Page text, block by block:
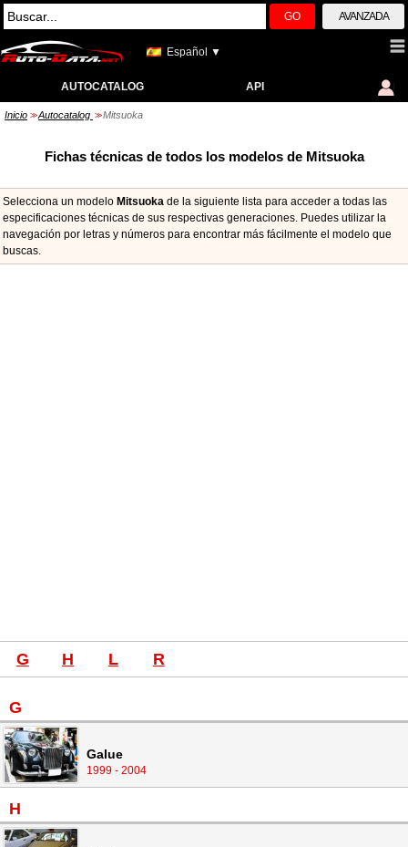
GO AVANZADA
Español ▼
AUTOCATALOG API
Inicio >> Autocatalog >> Mitsuoka
Fichas técnicas de todos los modelos de Mitsuoka
Selecciona un modelo Mitsuoka de la siguiente lista para acceder a todas las
especificaciones técnicas de sus respectivas generaciones. Puedes utilizar la
navegación por letras y números para encontrar más fácilmente el modelo que
buscas.
G H L R
G
Galue
1999 - 2004
H